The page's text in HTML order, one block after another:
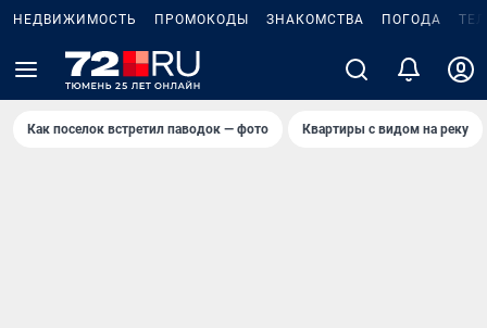
НЕДВИЖИМОСТЬ ПРОМОКОДЫ ЗНАКОМСТВА ПОГОДА
Как поселок встретил паводок — фото Квартиры с видом на реку